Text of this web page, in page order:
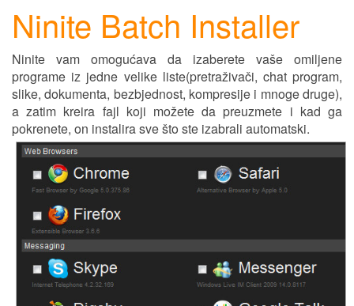
Ninite Batch Installer
Ninite vam omogućava da izaberete vaše omiljene
programe iz jedne velike liste(pretraživači, chat program,
slike, dokumenta, bezbjednost, kompresije i mnoge druge),
a zatim kreira fajl koji možete da preuzmete i kad ga
pokrenete, on instalira sve što ste izabrali automatski.